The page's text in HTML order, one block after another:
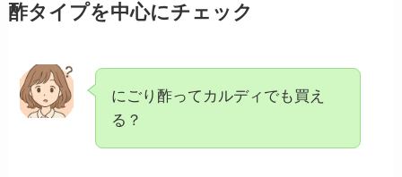
酢タイプを中心にチェック
にごり酢ってカルディでも買え
る？